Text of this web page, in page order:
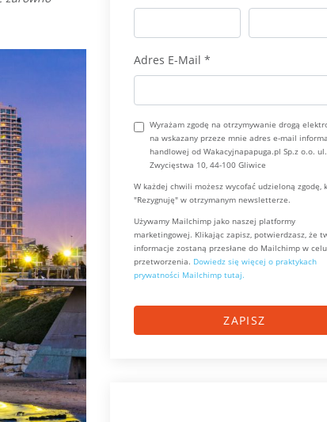
Adres E-Mail *
Wyrażam zgodę na otrzymywanie drogą
na wskazany przeze mnie adres e-mail
handlowej od Wakacyjnapapuga.pl Sp.z o.o. ul.
Zwycięstwa 10, 44-100 Gliwice
W każdej chwili możesz wycofać udzieloną zgodę,
"Rezygnuję" w otrzymanym newsletterze.
Używamy Mailchimp jako naszej platformy
marketingowej. Klikając zapisz, potwierdzasz, że
informacje zostaną przesłane do Mailchimp w celu
przetworzenia. Dowiedz się więcej o praktykach
prywatności Mailchimp tutaj.
ZAPISZ